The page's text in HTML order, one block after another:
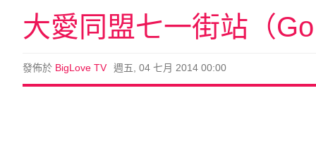
大愛同盟七一街站（
發佈於 BigLove TV 週五, 04 七月 2014 00:00